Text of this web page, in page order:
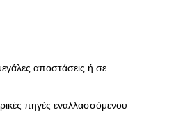
αποστάσεις ή σε
πηγές εναλλασσόμενου